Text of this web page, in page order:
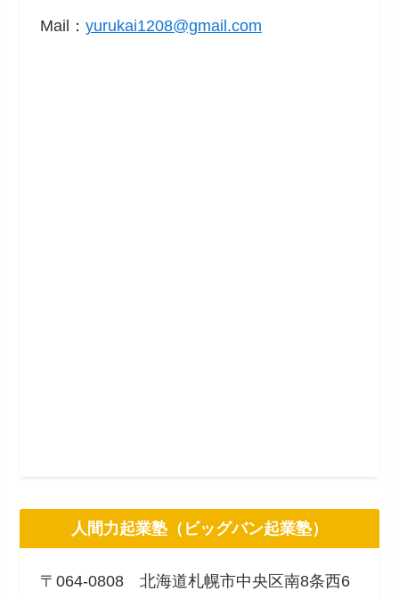
Mail： yurukai1208@gmail.com
人間力起業塾（ビッグバン起業塾）
〒064-0808 北海道札幌市中央区南8条西6